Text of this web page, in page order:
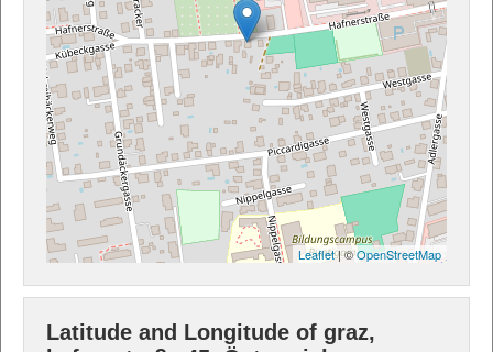
Leaflet| ©OpenStreetMap
Latitude and Longitude of graz,